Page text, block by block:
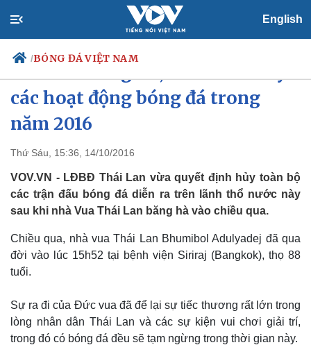
English
/BÓNG ĐÁ VIỆT NAM
Chính trị
Đảng
Quốc hội
Nhận diện sự thật
Giáo dục
Dấu ấn VOV
Việc làm
các hoạt động bóng đá trong
năm 2016
Thứ Sáu, 15:36, 14/10/2016
VOV.VN - LĐBĐ Thái Lan vừa quyết định hủy toàn bộ
các trận đấu bóng đá diễn ra trên lãnh thổ nước này
sau khi nhà Vua Thái Lan băng hà vào chiều qua.
Chiều qua, nhà vua Thái Lan Bhumibol Adulyadej đã qua
đời vào lúc 15h52 tại bệnh viện Siriraj (Bangkok), thọ 88
tuổi.
Sự ra đi của Đức vua đã để lại sự tiếc thương rất lớn trong
lòng nhân dân Thái Lan và các sự kiện vui chơi giải trí,
trong đó có bóng đá đều sẽ tạm ngừng trong thời gian này.